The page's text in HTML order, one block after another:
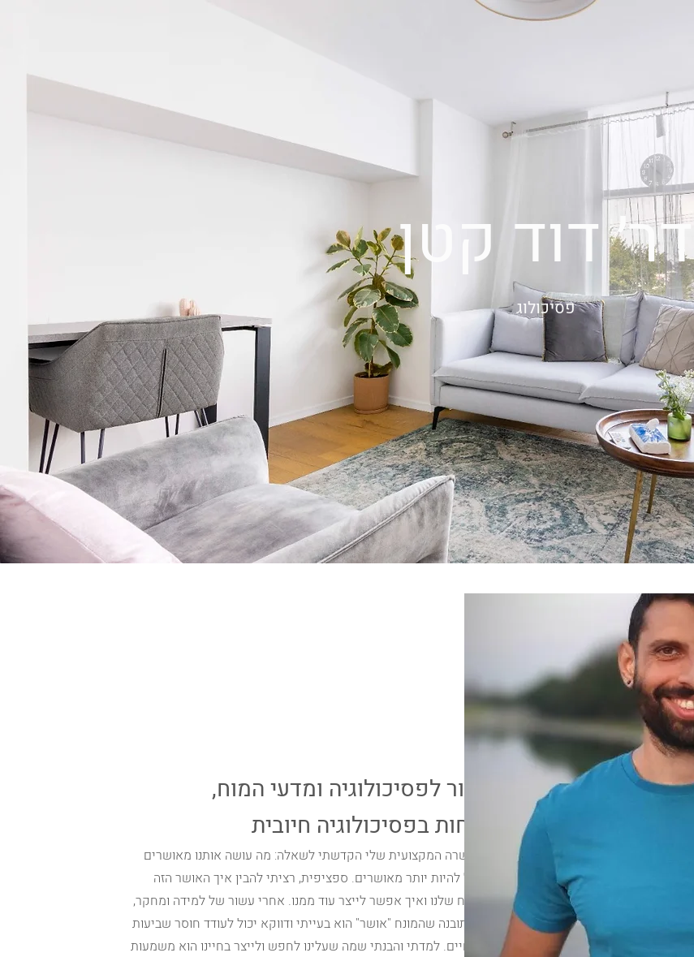
דר׳ דוד קטן
פסיכולוג
דוקטור לפסיכולוגיה ומדעי המוח,
התמחות בפסיכולוגיה חיובית
את ההכשרה המקצועית שלי הקדשתי לשאלה: מה עושה אותנו מאושרים
ואיך נוכל להיות יותר מאושרים. ספציפית, רציתי להבין איך האושר הזה
נראה במח שלנו ואיך אפשר לייצר עוד ממנו. אחרי עשור של למידה ומחקר,
הגעתי לתובנה שהמונח "אושר" הוא בעייתי ודווקא יכול לעודד חוסר שביעות
רצון מהחיים. למדתי והבנתי שמה שעלינו לחפש ולייצר בחיינו הוא משמעות